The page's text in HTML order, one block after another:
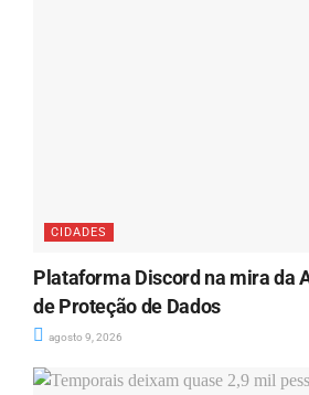
CIDADES
Plataforma Discord na mira da
de Proteção de Dados
agosto 9, 2026